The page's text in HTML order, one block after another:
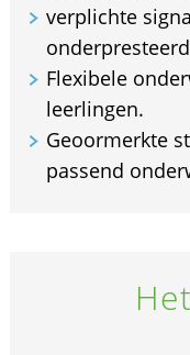
verplichte
Flexibele
leerlingen.
Geoormerkte
passend